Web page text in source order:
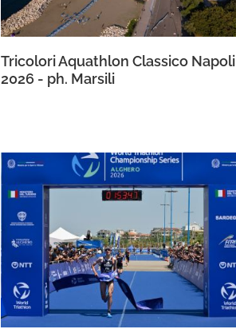
Tricolori Aquathlon Classico Napoli
2026 - ph. Marsili